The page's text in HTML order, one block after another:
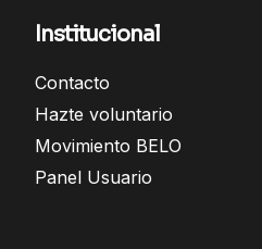
Institucional
Contacto
Hazte voluntario
Movimiento BELO
Panel Usuario